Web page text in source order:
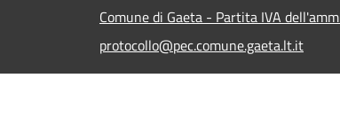
Comune di Gaeta - Partita IVA
protocollo@pec.comune.gaeta.lt.it